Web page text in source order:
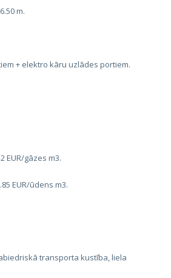
m.
+ elektro kāru uzlādes portiem.
EUR/gāzes m3.
EUR/ūdens m3.
transporta kustība, liela